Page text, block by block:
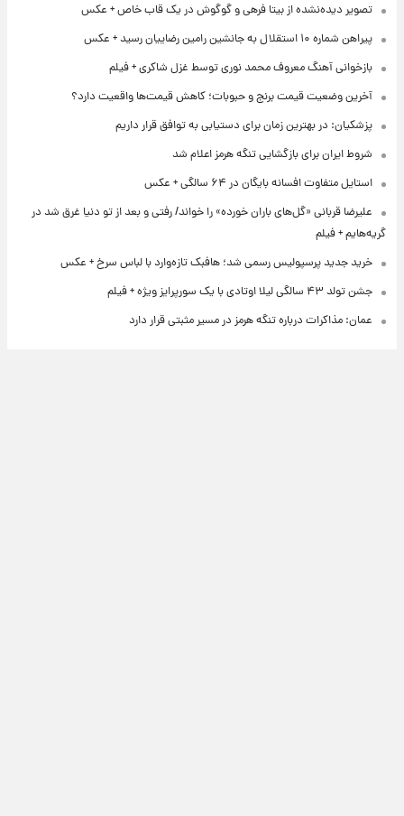
تصویر دیده‌نشده از بیتا فرهی و گوگوش در یک قاب خاص + عکس
پیراهن شماره ۱۰ استقلال به جانشین رامین رضاییان رسید + عکس
بازخوانی آهنگ معروف محمد نوری توسط غزل شاکری + فیلم
آخرین وضعیت قیمت برنج و حبوبات؛ کاهش قیمت‌ها واقعیت دارد؟
پزشکیان: در بهترین زمان برای دستیابی به توافق قرار داریم
شروط ایران برای بازگشایی تنگه هرمز اعلام شد
استایل متفاوت افسانه بایگان در ۶۴ سالگی + عکس
علیرضا قربانی «گل‌های باران خورده» را خواند/ رفتی و بعد از تو دنیا غرق شد در
گریه‌هایم + فیلم
خرید جدید پرسپولیس رسمی شد؛ هافبک تازه‌وارد با لباس سرخ + عکس
جشن تولد ۴۳ سالگی لیلا اوتادی با یک سورپرایز ویژه + فیلم
عمان: مذاکرات درباره تنگه هرمز در مسیر مثبتی قرار دارد